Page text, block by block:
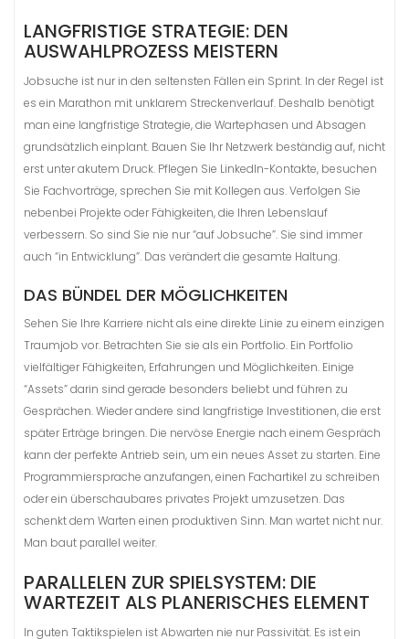
LANGFRISTIGE STRATEGIE: DEN
AUSWAHLPROZESS MEISTERN
Jobsuche ist nur in den seltensten Fällen ein Sprint. In der Regel ist
es ein Marathon mit unklarem Streckenverlauf. Deshalb benötigt
man eine langfristige Strategie, die Wartephasen und Absagen
grundsätzlich einplant. Bauen Sie Ihr Netzwerk beständig auf, nicht
erst unter akutem Druck. Pflegen Sie LinkedIn-Kontakte, besuchen
Sie Fachvorträge, sprechen Sie mit Kollegen aus. Verfolgen Sie
nebenbei Projekte oder Fähigkeiten, die Ihren Lebenslauf
verbessern. So sind Sie nie nur “auf Jobsuche”. Sie sind immer
auch “in Entwicklung”. Das verändert die gesamte Haltung.
DAS BÜNDEL DER MÖGLICHKEITEN
Sehen Sie Ihre Karriere nicht als eine direkte Linie zu einem einzigen
Traumjob vor. Betrachten Sie sie als ein Portfolio. Ein Portfolio
vielfältiger Fähigkeiten, Erfahrungen und Möglichkeiten. Einige
“Assets” darin sind gerade besonders beliebt und führen zu
Gesprächen. Wieder andere sind langfristige Investitionen, die erst
später Erträge bringen. Die nervöse Energie nach einem Gespräch
kann der perfekte Antrieb sein, um ein neues Asset zu starten. Eine
Programmiersprache anzufangen, einen Fachartikel zu schreiben
oder ein überschaubares privates Projekt umzusetzen. Das
schenkt dem Warten einen produktiven Sinn. Man wartet nicht nur.
Man baut parallel weiter.
PARALLELEN ZUR SPIELSYSTEM: DIE
WARTEZEIT ALS PLANERISCHES ELEMENT
In guten Taktikspielen ist Abwarten nie nur Passivität. Es ist ein